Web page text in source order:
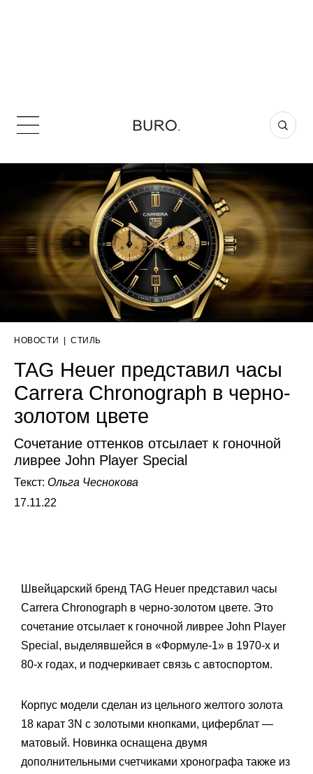
НОВОСТИ СТИЛЬ
TAG Heuer представил часы
Carrera Chronograph в черно-
золотом цвете
Сочетание оттенков отсылает к гоночной
ливрее John Player Special
Текст: Ольга Чеснокова
17.11.22
Швейцарский бренд TAG Heuer представил часы
Carrera Chronograph в черно-золотом цвете. Это
сочетание отсылает к гоночной ливрее John Player
Special, выделявшейся в «Формуле-1» в 1970-х и
80-х годах, и подчеркивает связь с автоспортом.
Корпус модели сделан из цельного желтого золота
18 карат 3N с золотыми кнопками, циферблат —
матовый. Новинка оснащена двумя
дополнительными счетчиками хронографа также из